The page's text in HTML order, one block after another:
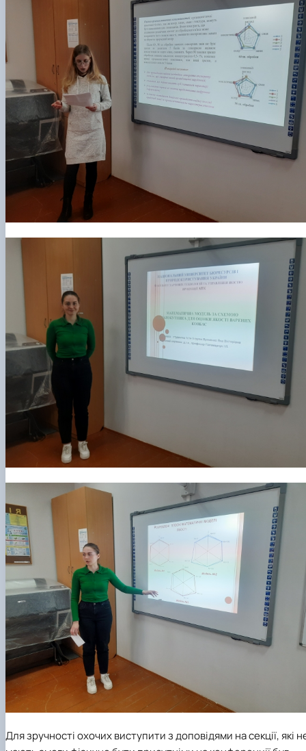
Для зручності охочих виступити з доповідями на секції, які